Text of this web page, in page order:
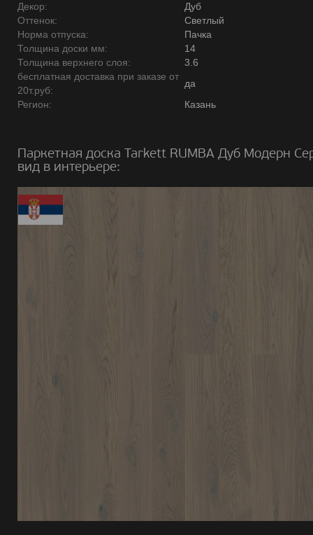
Декор:
Дуб
Оттенок:
Светлый
Норма отпуска:
Пачка
Толщина доски мм:
14
Толщина верхнего слоя:
3.6
бесплатная доставка при заказе от
20т.руб:
да
Регион:
Казань
Паркетная доска Tarkett RUMBA Дуб Модерн
вид в интерьере: